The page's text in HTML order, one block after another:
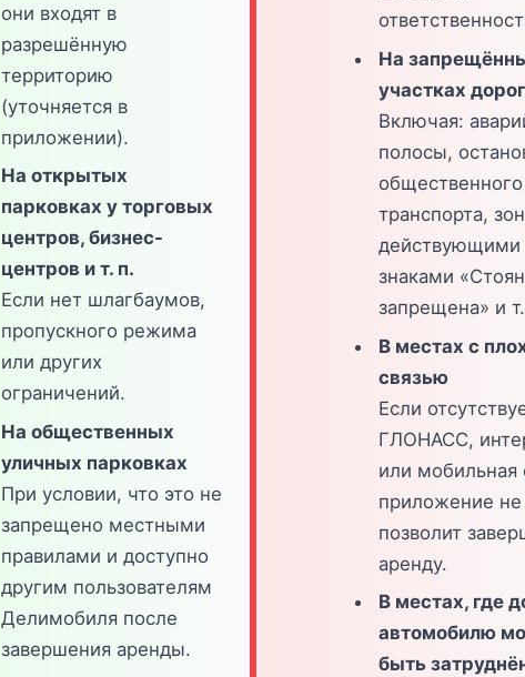
они входят в
разрешённую
территорию
(уточняется в
приложении).
На открытых
парковках у торговых
центров, бизнес-
центров и т. п.
Если нет шлагбаумов,
пропускного режима
или других
ограничений.
На общественных
уличных парковках
При условии, что это не
запрещено местными
правилами и доступно
другим пользователям
Делимобиля после
завершения аренды.
На
участках
Включая:
полосы,
общественного
транспорта,
действующими
знаками
запрещена» и
В местах с
связью
Если
ГЛОНАСС,
или мобильная
приложение не
позволит
аренду.
В местах, где
автомобилю
быть